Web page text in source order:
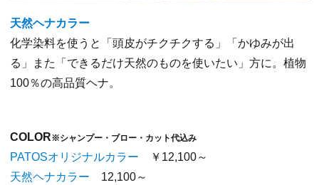
天然ヘナカラー
化学染料を使うと「頭皮がチクチクする」「かゆみが出
る」また「できるだけ天然のものを使いたい」方に。植物
100％の高品質ヘナ。
COLOR※シャンプー・ブロー・カット代込み
PATOSオリジナルカラー ￥12,100～
天然ヘナカラー 12,100～